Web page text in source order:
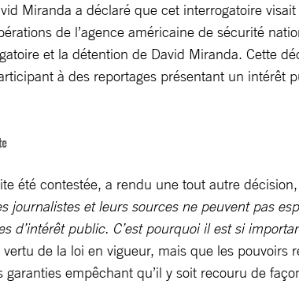
Miranda a déclaré que cet interrogatoire
de l’agence américaine de sécurité
et la détention de David Miranda. Cette
à des reportages présentant un intérêt
été contestée, a rendu une tout autre
journalistes et leurs sources ne peuvent pas
d’intérêt public. C’est pourquoi il est si
de la loi en vigueur, mais que les
empêchant qu’il y soit recouru de